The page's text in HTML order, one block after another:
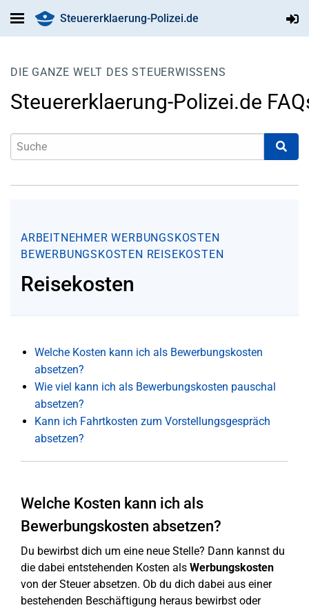
Steuererklaerung-Polizei.de
DIE GANZE WELT DES STEUERWISSENS
Steuererklaerung-Polizei.de
ARBEITNEHMER WERBUNGSKOSTEN
BEWERBUNGSKOSTEN REISEKOSTEN
Reisekosten
Welche Kosten kann ich als Bewerbungskosten
absetzen?
Wie viel kann ich als Bewerbungskosten pauschal
absetzen?
Kann ich Fahrtkosten zum Vorstellungsgespräch
absetzen?
Welche Kosten kann ich als
Bewerbungskosten absetzen?
Du bewirbst dich um eine neue Stelle? Dann kannst du
die dabei entstehenden Kosten als Werbungskosten
von der Steuer absetzen. Ob du dich dabei aus einer
bestehenden Beschäftigung heraus bewirbst oder